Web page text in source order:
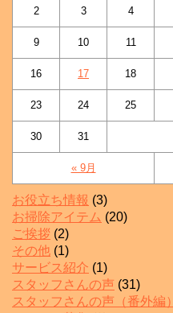
« 9月
2 3 4
9 10 11
16 17 18
23 24 25
30 31
お役立ち情報 (3)
お掃除アイテム (20)
ご挨拶 (2)
その他 (1)
サービス紹介 (1)
スタッフさんの声 (31)
スタッフさんの声（番外編）